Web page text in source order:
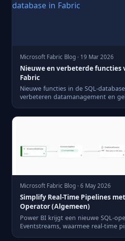
Microsoft Fabric Blog · 19 Mar 2026
Nieuwe en verbeterde functies
Fabric
Nieuwe functies in de SQL-
verbeteren datamanagement en
Microsoft Fabric Blog · 6 May 2026
Simplify Real-Time Pipelines
Operator (Algemeen)
Power BI krijgt een nieuwe SQL-
Eventstreams, waarmee real-time